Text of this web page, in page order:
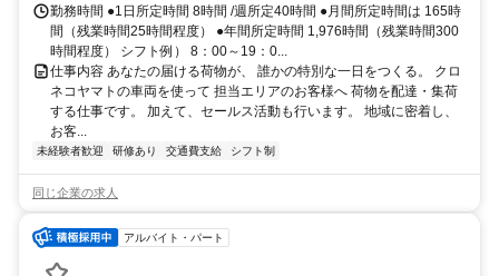
勤務時間 ●1日所定時間 8時間 /週所定40時間 ●月間所定時間は 165時
間（残業時間25時間程度） ●年間所定時間 1,976時間（残業時間300
時間程度） シフト例） 8：00～19：0...
仕事内容 あなたの届ける荷物が、 誰かの特別な一日をつくる。 クロ
ネコヤマトの車両を使って 担当エリアのお客様へ 荷物を配達・集荷
する仕事です。 加えて、セールス活動も行います。 地域に密着し、
お客...
未経験者歓迎 研修あり 交通費支給 シフト制
同じ企業の求人
アルバイト・パート